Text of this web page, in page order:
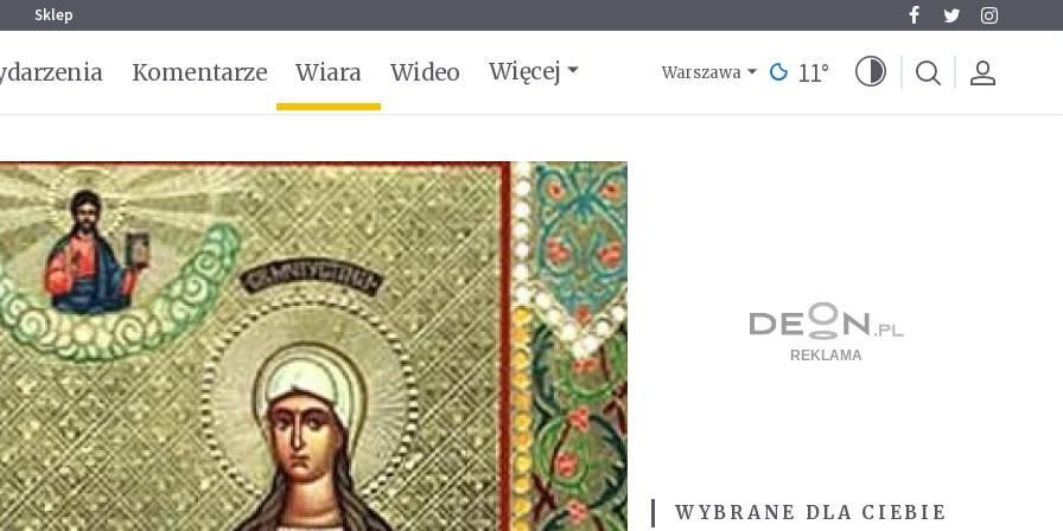
Sklep
Komentarze Wiara Wideo Więcej Warszawa 11°
WYBRANE DLA CIEBIE